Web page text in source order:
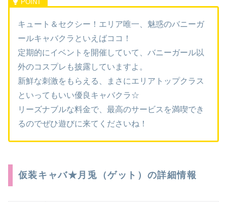
キュート＆セクシー！エリア唯一、魅惑のバニーガ
ールキャバクラといえばココ！
定期的にイベントを開催していて、バニーガール以
外のコスプレも披露していますよ。
新鮮な刺激をもらえる、まさにエリアトップクラス
といってもいい優良キャバクラ☆
リーズナブルな料金で、最高のサービスを満喫でき
るのでぜひ遊びに来てくださいね！
仮装キャバ★月兎（ゲット）の詳細情報